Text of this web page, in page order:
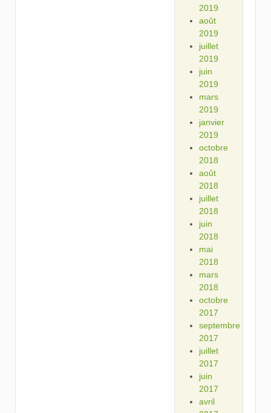
2019
août
2019
juillet
2019
juin
2019
mars
2019
janvier
2019
octobre
2018
août
2018
juillet
2018
juin
2018
mai
2018
mars
2018
octobre
2017
septembre
2017
juillet
2017
juin
2017
avril